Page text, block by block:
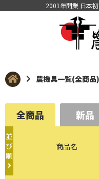
2001年開業 日本
農機具一覧(全商品)
全商品 新品
並
び
順
商品名